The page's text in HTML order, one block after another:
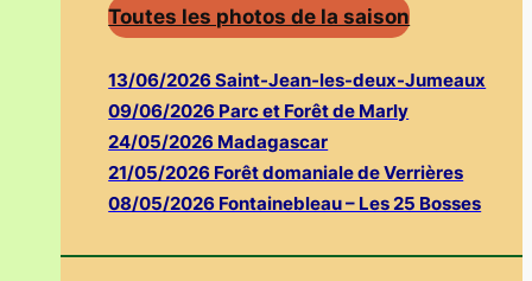
Toutes les photos de la saison
13/06/2026 Saint-Jean-les-deux-Jumeaux
09/06/2026 Parc et Forêt de Marly
24/05/2026 Madagascar
21/05/2026 Forêt domaniale de Verrières
08/05/2026 Fontainebleau – Les 25 Bosses